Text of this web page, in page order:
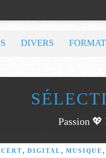
Passion
DIVERS
, DIGITAL , MUSIQUE ,